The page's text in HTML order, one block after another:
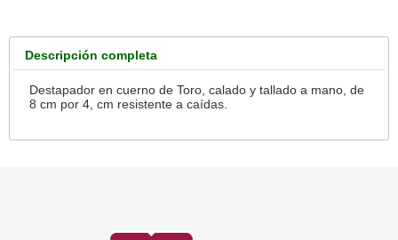
Descripción completa
Destapador en cuerno de Toro, calado y tallado a mano, de
8 cm por 4, cm resistente a caídas.